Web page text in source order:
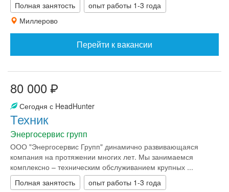
Полная занятость
опыт работы 1-3 года
Миллерово
Перейти к вакансии
80 000
Сегодня с HeadHunter
Техник
Энергосервис групп
ООО "Энергосервис Групп" динамично развивающаяся
компания на протяжении многих лет. Мы занимаемся
комплексно – техническим обслуживанием крупных ...
Полная занятость
опыт работы 1-3 года